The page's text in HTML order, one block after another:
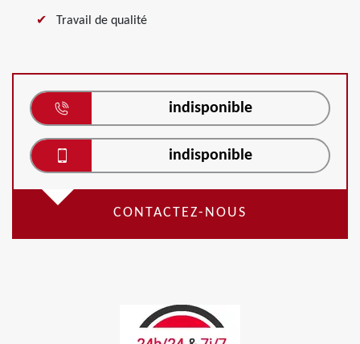
Travail de qualité
indisponible
indisponible
CONTACTEZ-NOUS